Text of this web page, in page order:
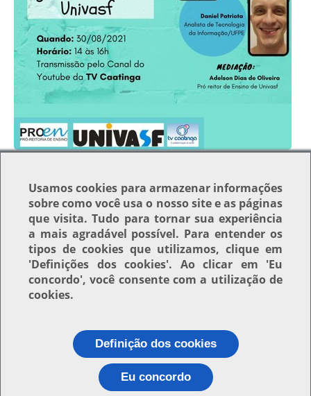
Voltar para o topo
Usamoscookies para armazenar informações
sobre como você usa o nosso site e as páginas
que visita. Tudo para tornar sua experiência
a mais agradável possível. Para entender os
tipos de cookies que utilizamos, clique em
'Definições dos cookies'. Ao clicar em 'Eu
concordo', você consente com a utilização de
cookies.